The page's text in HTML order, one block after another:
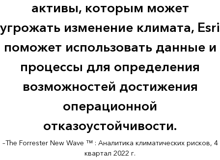
активы, которым может
угрожать изменение климата, Esri
поможет использовать данные и
процессы для определения
возможностей достижения
операционной
отказоустойчивости.
–The Forrester New Wave ™ : Аналитика климатических рисков, 4
квартал 2022 г.